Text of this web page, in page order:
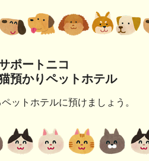
ポートニコ
預かりペットホテル
ットホテルに預けましょう。